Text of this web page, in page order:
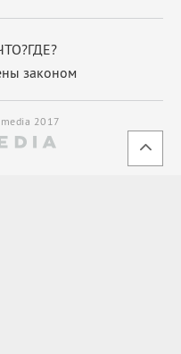
законом
2017